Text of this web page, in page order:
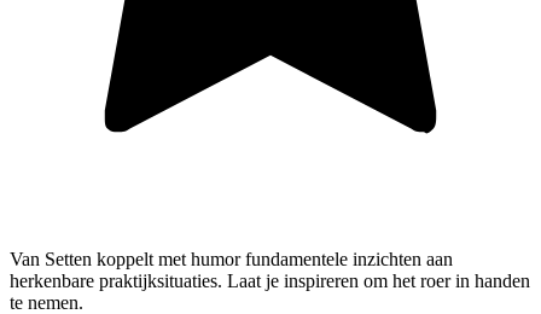
Van Setten koppelt met humor fundamentele inzichten aan
herkenbare praktijksituaties. Laat je inspireren om het roer in handen
te nemen.